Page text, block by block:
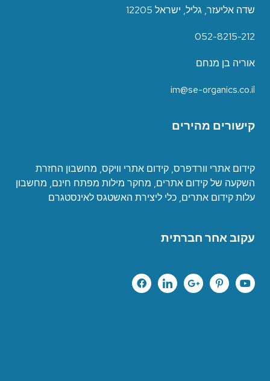
שדה אליעזר, גליל, ישראל 12205
052-8215-212
אוריה בן מנחם
im@se-organics.co.il
קישורים מהירים
קידום אתרי וורדפרס, קידום אתרי וויקס, מחשבון החזרת
השקעה של קידום אתרים, מחקר מילות מפתח חינם, מחשבון
עלות קידום אתרים, כלי ליצירת האשטגס לאינסטגרם
עקוב אחר חברתית